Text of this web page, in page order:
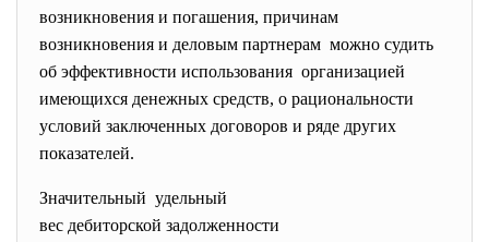
возникновения и погашения, причинам
возникновения и деловым партнерам можно судить
об эффективности использования организацией
имеющихся денежных средств, о рациональности
условий заключенных договоров и ряде других
показателей.
Значительный удельный
вес дебиторской задолженности